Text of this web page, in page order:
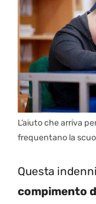
L’aiuto che arriva
frequentano la
Questa
compimento